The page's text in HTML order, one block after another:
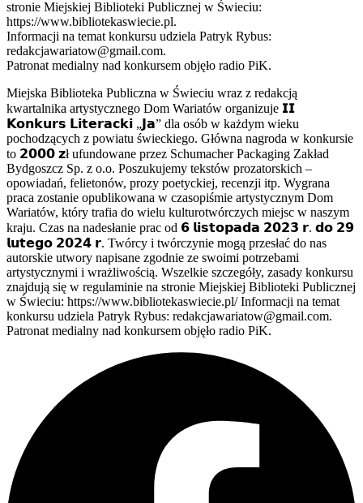
stronie Miejskiej Biblioteki Publicznej w Świeciu:
https://www.bibliotekaswiecie.pl.
Informacji na temat konkursu udziela Patryk Rybus:
redakcjawariatow@gmail.com.
Patronat medialny nad konkursem objęło radio PiK.
Miejska Biblioteka Publiczna w Świeciu wraz z redakcją
kwartalnika artystycznego Dom Wariatów organizuje 𝗜𝗜
𝗞𝗼𝗻𝗸𝘂𝗿𝘀 𝗟𝗶𝘁𝗲𝗿𝗮𝗰𝗸𝗶 „𝗝𝗮” dla osób w każdym wieku
pochodzących z powiatu świeckiego. Główna nagroda w konkursie
to 𝟮𝟬𝟬𝟬 𝘇ł ufundowane przez Schumacher Packaging Zakład
Bydgoszcz Sp. z o.o. Poszukujemy tekstów prozatorskich –
opowiadań, felietonów, prozy poetyckiej, recenzji itp. Wygrana
praca zostanie opublikowana w czasopiśmie artystycznym Dom
Wariatów, który trafia do wielu kulturotwórczych miejsc w naszym
kraju. Czas na nadesłanie prac od 𝟲 𝗹𝗶𝘀𝘁𝗼𝗽𝗮𝗱𝗮 𝟮𝟬𝟮𝟯 𝗿. 𝗱𝗼 𝟮𝟵
𝗹𝘂𝘁𝗲𝗴𝗼 𝟮𝟬𝟮𝟰 𝗿. Twórcy i twórczynie mogą przesłać do nas
autorskie utwory napisane zgodnie ze swoimi potrzebami
artystycznymi i wrażliwością. Wszelkie szczegóły, zasady konkursu
znajdują się w regulaminie na stronie Miejskiej Biblioteki Publicznej
w Świeciu: https://www.bibliotekaswiecie.pl/ Informacji na temat
konkursu udziela Patryk Rybus: redakcjawariatow@gmail.com.
Patronat medialny nad konkursem objęło radio PiK.